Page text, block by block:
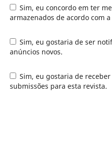
Sim, eu concordo em ter meus dados coletados e
armazenados de acordo com a
Sim, eu gostaria de ser notificado(a) de publicações e
anúncios novos.
Sim, eu gostaria de receber solicitações para avaliar
submissões para esta revista.